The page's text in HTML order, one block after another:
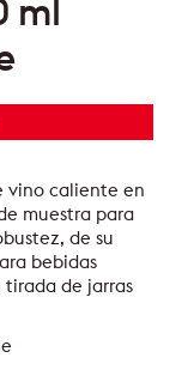
ml
vino caliente en
muestra para
de su
bebidas
de jarras